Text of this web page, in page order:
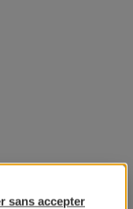
sans accepter